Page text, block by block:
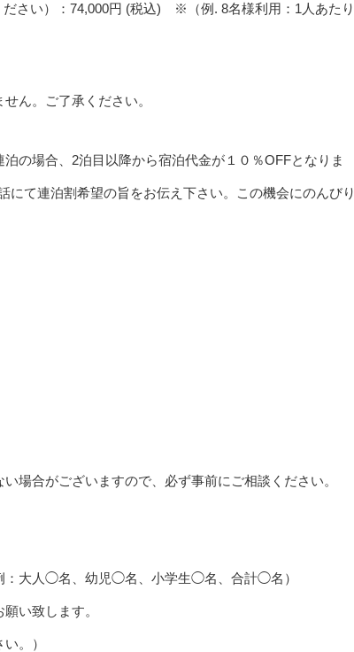
さい）：74,000円 (税込) ※（例. 8名様利用：1人あたり
ん。ご了承ください。
場合、2泊目以降から宿泊代金が１０％OFFとなりま
て連泊割希望の旨をお伝え下さい。この機会にのんびり
場合がございますので、必ず事前にご相談ください。
：大人◯名、幼児◯名、小学生◯名、合計◯名）
い致します。
。）